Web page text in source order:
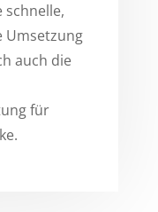
schnelle,
auch die
für